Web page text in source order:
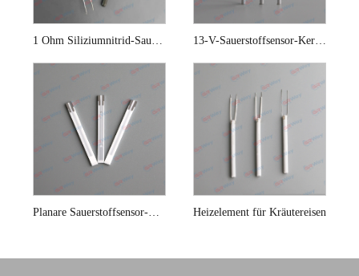
1 Ohm Siliziumnitrid-Sauerstoffsensor-Keramik-Heizelement 13-V-Sauerstoffsensor-Keramik-Heizelemente
Planare Sauerstoffsensor-Keramik-Heizelemente Heizelement für Kräutereisen